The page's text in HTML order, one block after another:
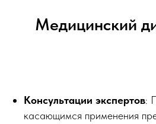
Медицинский
Консультации экспертов:
касающимся применения